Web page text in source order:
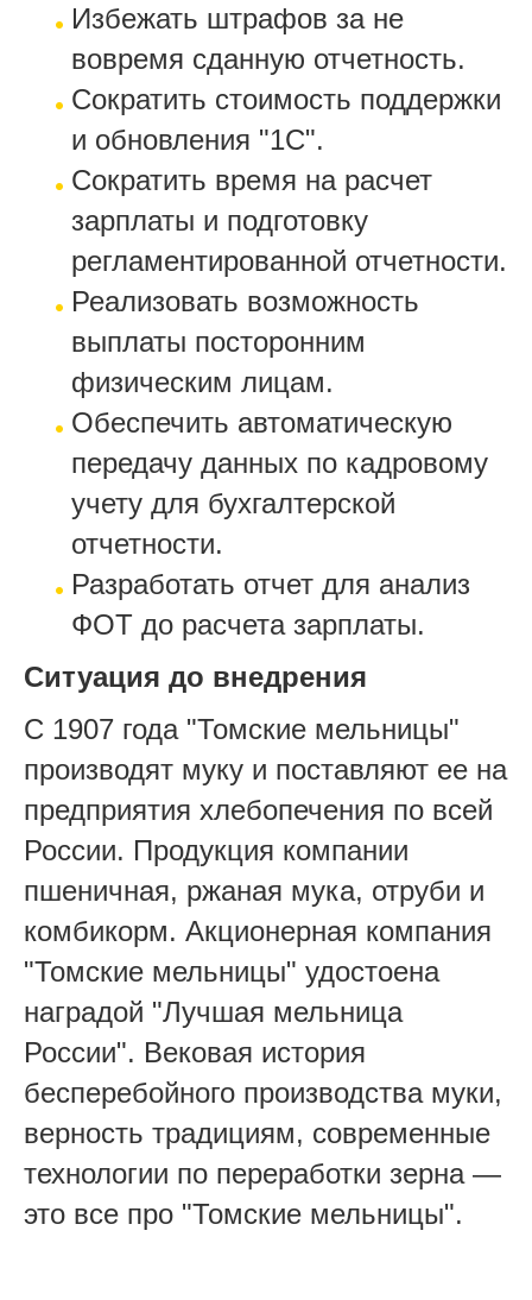
Избежать штрафов за не
вовремя сданную отчетность.
Сократить стоимость поддержки
и обновления "1С".
Сократить время на расчет
зарплаты и подготовку
регламентированной отчетности.
Реализовать возможность
выплаты посторонним
физическим лицам.
Обеспечить автоматическую
передачу данных по кадровому
учету для бухгалтерской
отчетности.
Разработать отчет для анализ
ФОТ до расчета зарплаты.
Ситуация до внедрения
С 1907 года "Томские мельницы"
производят муку и поставляют ее на
предприятия хлебопечения по всей
России. Продукция компании
пшеничная, ржаная мука, отруби и
комбикорм. Акционерная компания
"Томские мельницы" удостоена
наградой "Лучшая мельница
России". Вековая история
бесперебойного производства муки,
верность традициям, современные
технологии по переработки зерна —
это все про "Томские мельницы".